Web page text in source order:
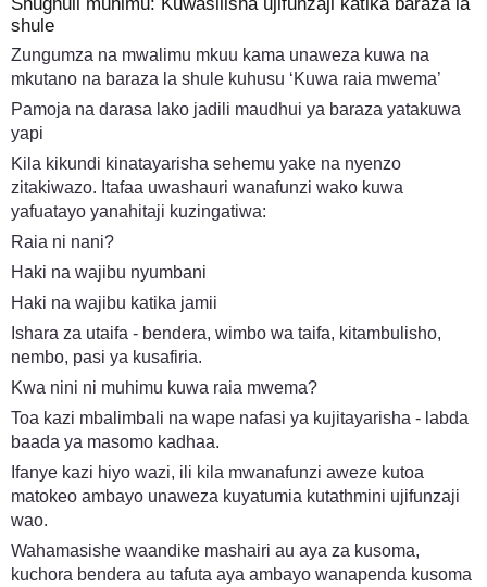
shule
Zungumza na mwalimu mkuu kama unaweza kuwa na
mkutano na baraza la shule kuhusu ‘Kuwa raia mwema’
Pamoja na darasa lako jadili maudhui ya baraza yatakuwa
yapi
Kila kikundi kinatayarisha sehemu yake na nyenzo
zitakiwazo. Itafaa uwashauri wanafunzi wako kuwa
yafuatayo yanahitaji kuzingatiwa:
Raia ni nani?
Haki na wajibu nyumbani
Haki na wajibu katika jamii
Ishara za utaifa - bendera, wimbo wa taifa, kitambulisho,
nembo, pasi ya kusafiria.
Kwa nini ni muhimu kuwa raia mwema?
Toa kazi mbalimbali na wape nafasi ya kujitayarisha - labda
baada ya masomo kadhaa.
Ifanye kazi hiyo wazi, ili kila mwanafunzi aweze kutoa
matokeo ambayo unaweza kuyatumia kutathmini ujifunzaji
wao.
Wahamasishe waandike mashairi au aya za kusoma,
kuchora bendera au tafuta aya ambayo wanapenda kusoma